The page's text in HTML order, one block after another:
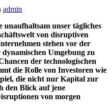
admin
unser tägliches
von disruptiven
stehen vor der
Umgebung zu
der technologischen
die Rolle von Investoren wie
die nicht nur Kapital zur
den Blick auf jene
von morgen